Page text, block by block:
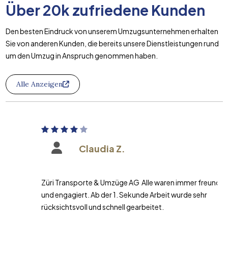
Über20k zufriedene Kunden
Den besten Eindruck von unserem Umzugsunternehmen erhalten
Sie von anderen Kunden, die bereits unsere Dienstleistungen rund
um den Umzug in Anspruch genommen haben.
Alle Anzeigen
Claudia Z.
Züri Transporte & Umzüge AG Alle waren immer freundlich
und engagiert. Ab der 1. Sekunde Arbeit wurde sehr
rücksichtsvoll und schnell gearbeitet.